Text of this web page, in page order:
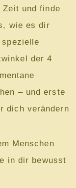
Zeit und finde
wie es dir
der 4
– und erste
dich verändern
Menschen
in dir bewusst